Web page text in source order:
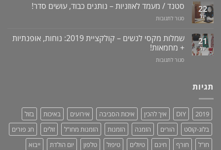
/
זיקפה
תערובת
צמחים
וידאו
שכחת
ילדים
מוצר
גאוני
ומציל
חיים!
22
יול
סטנד / מעמד לאוזניות – נותנים כבוד, עושים סדר!
סגור לתגובות
מעמד
לאוזניות
21
יול
שמלות מקסי לנשים – קולקציית 2019: נוחות, אופנתיות
+ מחמאות!
סגור לתגובות
2019:
נוחות,
אופנתיות
+
מחמאות!
תגיות
2019
DIY איך להכין איכות הסביבה אירועים באיכות
בזול
בלוג-קו0ט
הורים הזמנה הזמנות הזמנות מחו"ל זולים
חג פורים
חו"ל
חורף חינם טיולים טיפול טלפון יום הולדת
ייבוא